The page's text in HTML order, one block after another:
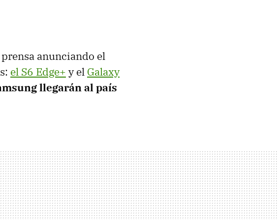
anunciando el
el S6 Edge+ y el Galaxy
llegarán al país